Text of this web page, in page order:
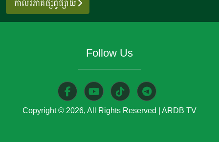
ចូលជាធរមាននៅចុងខែតុលា
ឆ្នាំ២០២៥នេះ។ លោកស្រីបាន
អាហារ និងឱសថ របស់សហរដ្ឋ
រាប់ពាន់គ្រឿង ដែលនឹងទៅដល់
សហរដ្ឋអាម៉េរិក នៅចុងខែតុលា​
ឬដើមវិច្ឆិកា។ ការនាំចូលថ្មីនេះ
ប្រធានាធិបតី ក្នុងរដ្ឋធានី
ឥណ្ឌូណេស៊ី​​ លោក ប្រាបូវូស
មេដឹកនាំទាំងនេះបានធ្វើជាសាក្សី
ក្នុងការចុះហត្ថលេខាលើកិច្ចព្រម
ព្រៀងពាណិជ្ជកម្ម ហៅថា កិច្ច
កំពង់ធំ
កាលវិភាគផ្សព្វផ្សាយ
Follow Us
Copyright © 2026, All Rights Reserved ARDB TV